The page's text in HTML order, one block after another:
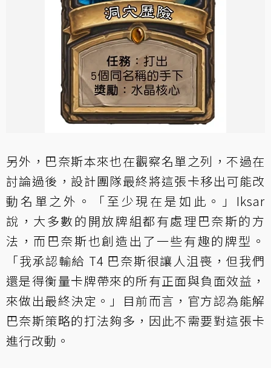
另外，巴奈斯本來也在觀察名單之列，不過在
討論過後，設計團隊最終將這張卡移出可能改
動名單之外。「至少現在是如此。」Iksar
說，大多數的開放牌組都有處理巴奈斯的方
法，而巴奈斯也創造出了一些有趣的牌型。
「我承認輸給 T4 巴奈斯很讓人沮喪，但我們
還是得衡量卡牌帶來的所有正面與負面效益，
來做出最終決定。」目前而言，官方認為能解
巴奈斯策略的打法夠多，因此不需要對這張卡
進行改動。